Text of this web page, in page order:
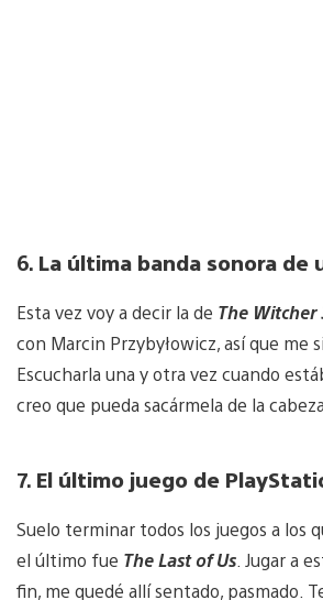
6. La última banda sonora de
Esta vez voy a decir la de The Witcher
con Marcin Przybyłowicz, así que me
Escucharla una y otra vez cuando
creo que pueda sacármela de la
7. El último juego de
Suelo terminar todos los juegos a los
el último fue The Last of Us . Jugar a
fin, me quedé allí sentado, pasmado.